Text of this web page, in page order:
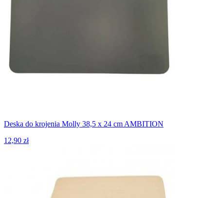
Deska do krojenia Molly 38,5 x 24 cm AMBITION
12,90 zł